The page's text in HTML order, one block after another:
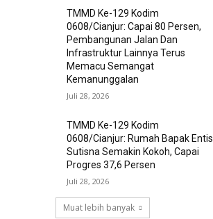
TMMD Ke-129 Kodim
0608/Cianjur: Capai 80 Persen,
Pembangunan Jalan Dan
Infrastruktur Lainnya Terus
Memacu Semangat
Kemanunggalan
Juli 28, 2026
TMMD Ke-129 Kodim
0608/Cianjur: Rumah Bapak Entis
Sutisna Semakin Kokoh, Capai
Progres 37,6 Persen
Juli 28, 2026
Muat lebih banyak